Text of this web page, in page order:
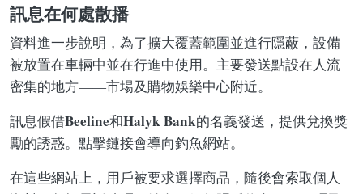
訊息在何處散播
資料進一步說明，為了擴大覆蓋範圍並進行隱蔽，設備
被放置在車輛中並在行進中使用。主要發送點設在人流
密集的地方——市場及購物娛樂中心附近。
訊息假借Beeline和Halyk Bank的名義發送，提供兌換獎
勵的誘惑。點擊鏈接會導向釣魚網站。
在這些網站上，用戶被要求選擇商品，隨後會索取個人